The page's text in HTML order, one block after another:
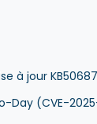
à jour
(CVE-